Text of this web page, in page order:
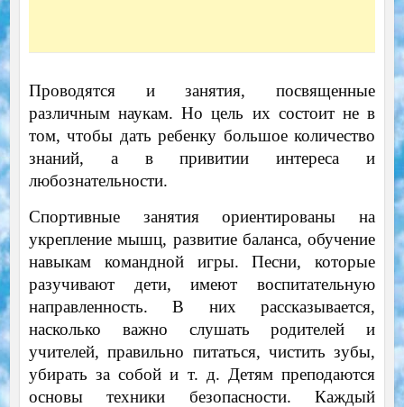
Проводятся и занятия, посвященные
различным наукам. Но цель их состоит не в
том, чтобы дать ребенку большое количество
знаний, а в привитии интереса и
любознательности.
Спортивные занятия ориентированы на
укрепление мышц, развитие баланса, обучение
навыкам командной игры. Песни, которые
разучивают дети, имеют воспитательную
направленность. В них рассказывается,
насколько важно слушать родителей и
учителей, правильно питаться, чистить зубы,
убирать за собой и т. д. Детям преподаются
основы техники безопасности. Каждый